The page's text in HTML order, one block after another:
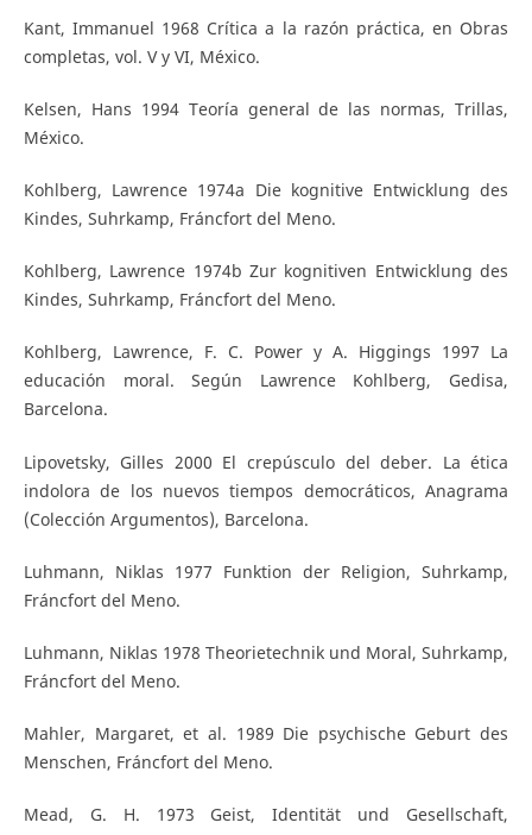
Kant, Immanuel 1968 Crítica a la razón práctica, en Obras
completas, vol. V y VI, México.
Kelsen, Hans 1994 Teoría general de las normas, Trillas,
México.
Kohlberg, Lawrence 1974a Die kognitive Entwicklung des
Kindes, Suhrkamp, Fráncfort del Meno.
Kohlberg, Lawrence 1974b Zur kognitiven Entwicklung des
Kindes, Suhrkamp, Fráncfort del Meno.
Kohlberg, Lawrence, F. C. Power y A. Higgings 1997 La
educación moral. Según Lawrence Kohlberg, Gedisa,
Barcelona.
Lipovetsky, Gilles 2000 El crepúsculo del deber. La ética
indolora de los nuevos tiempos democráticos, Anagrama
(Colección Argumentos), Barcelona.
Luhmann, Niklas 1977 Funktion der Religion, Suhrkamp,
Fráncfort del Meno.
Luhmann, Niklas 1978 Theorietechnik und Moral, Suhrkamp,
Fráncfort del Meno.
Mahler, Margaret, et al. 1989 Die psychische Geburt des
Menschen, Fráncfort del Meno.
Mead, G. H. 1973 Geist, Identität und Gesellschaft,